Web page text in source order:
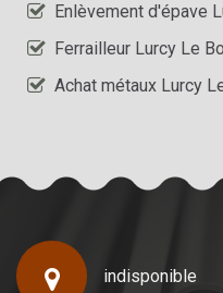
Enlèvement d'épave
Ferrailleur Lurcy Le
Achat métaux Lurcy
indisponible